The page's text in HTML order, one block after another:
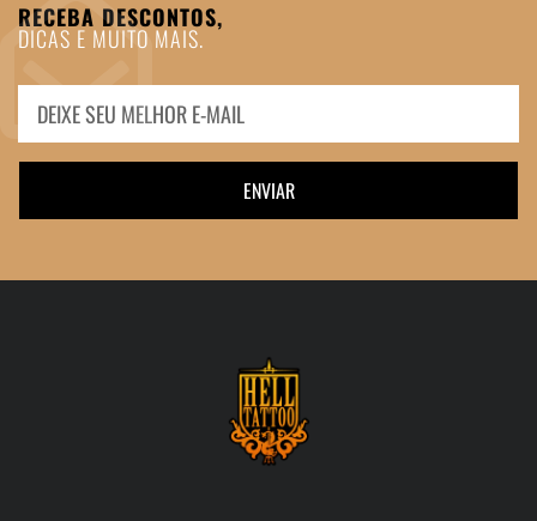
RECEBA DESCONTOS,
DICAS E MUITO MAIS.
ENVIAR